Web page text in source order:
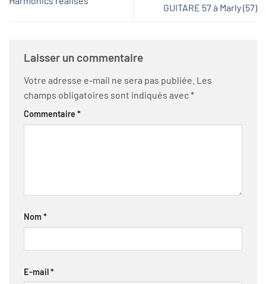
GUITARE 57 à Marly (57)
Laisser un commentaire
Votre adresse e-mail ne sera pas publiée. Les
champs obligatoires sont indiqués avec*
Commentaire*
Nom*
E-mail*